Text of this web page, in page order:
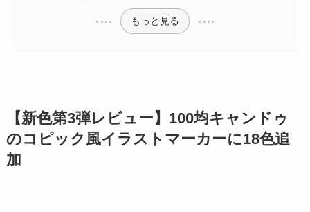
もっと見る
【新色第3弾レビュー】100均キャンドゥ
のコピック風イラストマーカーに18色追
加